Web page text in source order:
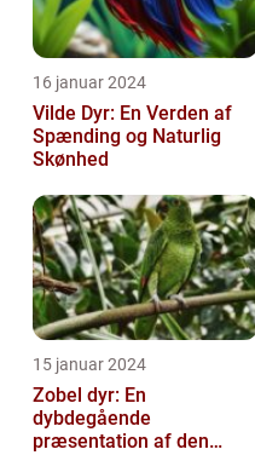
16 januar 2024
Vilde Dyr: En Verden af
Spænding og Naturlig
Skønhed
15 januar 2024
Zobel dyr: En
dybdegående
præsentation af den